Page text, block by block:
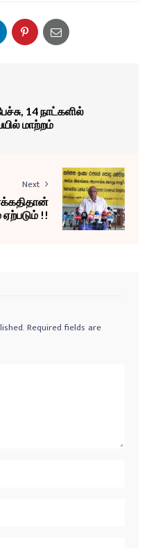
14 நாட்களில்
மாற்றம்
Next
!!
Required fields are